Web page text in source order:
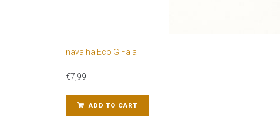
navalha Eco G Faia
€7,99
ADD TO CART